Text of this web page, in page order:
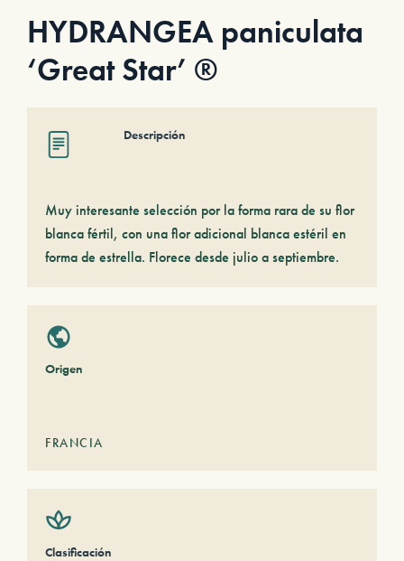
HYDRANGEA paniculata
‘Great Star’ ®
Descripción
Muy interesante selección por la forma rara de su flor
blanca fértil, con una flor adicional blanca estéril en
forma de estrella. Florece desde julio a septiembre.
Origen
FRANCIA
Clasificación